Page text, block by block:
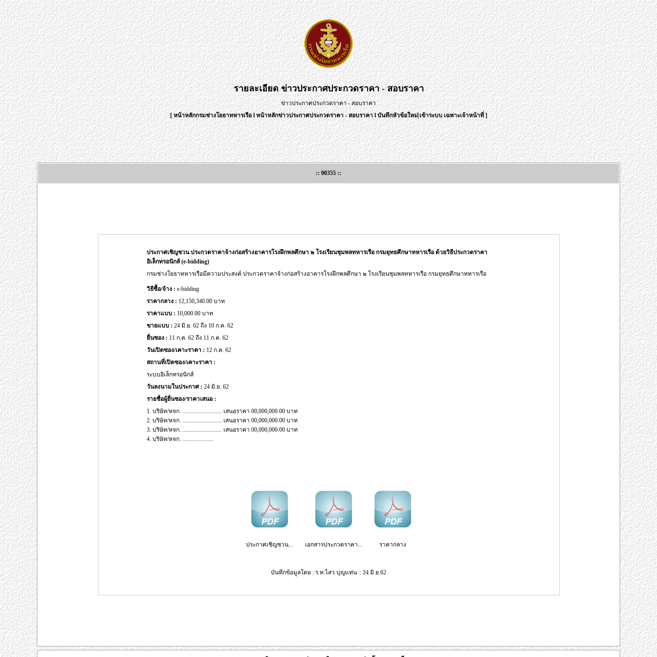
รายละเอียดข่าวประกาศประกวดราคา - สอบราคา
ข่าวประกาศประกวดราคา - สอบราคา
[หน้าหลักกรมช่างโยธาทหารเรือlหน้าหลักข่าวประกาศประกวดราคา - สอบราคาlบันทึกหัวข้อใหม่|เข้าระบบ เฉพาะเจ้าหน้าที่]
:: 00355 ::
ประกาศเชิญชวน ประกวดราคาจ้างก่อสร้างอาคารโรงฝึกพลศึกษา ๒ โรงเรียนชุมพลทหารเรือ กรมยุทธศึกษาทหารเรือ ด้วยวิธีประกวดราคา
อิเล็กทรอนิกส์ (e-bidding)
กรมช่างโยธาทหารเรือมีความประสงค์ ประกวดราคาจ้างก่อสร้างอาคารโรงฝึกพลศึกษา ๒ โรงเรียนชุมพลทหารเรือ กรมยุทธศึกษาทหารเรือ
วิธีซื้อ/จ้าง : e-bidding
ราคากลาง : 12,150,340.00 บาท
ราคาแบบ : 10,000.00 บาท
ขายแบบ : 24 มิ.ย. 62 ถึง 10 ก.ค. 62
ยื่นซอง : 11 ก.ค. 62 ถึง 11 ก.ค. 62
วันเปิดซอง/เคาะราคา : 12 ก.ค. 62
สถานที่เปิดซอง/เคาะราคา :
ระบบอิเล็กทรอนิกส์
วันลงนามในประกาศ : 24 มิ.ย. 62
รายชื่อผู้ยื่นซอง/ราคาเสนอ :
1. บริษัท/หจก. ........................... เสนอราคา 00,000,000.00 บาท
2. บริษัท/หจก. ........................... เสนอราคา 00,000,000.00 บาท
3. บริษัท/หจก. ........................... เสนอราคา 00,000,000.00 บาท
4. บริษัท/หจก. .....................
ประกาศเชิญชวน... เอกสารประกวดราคา... ราคากลาง
บันทึกข้อมูลโดย : ร.ท.ไสว บุญแท่น :: 24 มิ.ย.62